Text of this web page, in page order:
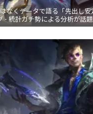
はなくデータで語る「先出し
- 統計ガチ勢による分析が話題